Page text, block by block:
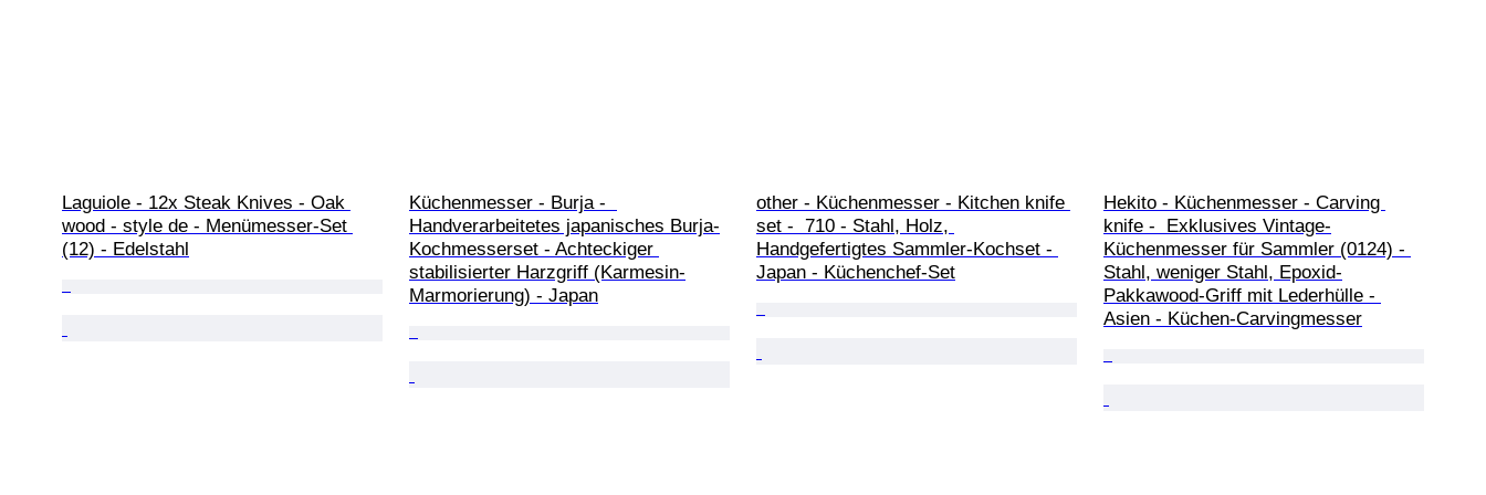
Laguiole - 12x Steak Knives - Oak
wood - style de - Menümesser-Set
(12) - Edelstahl
Küchenmesser - Burja -
Handverarbeitetes japanisches Burja-
Kochmesserset - Achteckiger
stabilisierter Harzgriff (Karmesin-
Marmorierung) - Japan
other - Küchenmesser - Kitchen knife
set -  710 - Stahl, Holz,
Handgefertigtes Sammler-Kochset -
Japan - Küchenchef-Set
Hekito - Küchenmesser - Carving
knife -  Exklusives Vintage-
Küchenmesser für Sammler (0124) -
Stahl, weniger Stahl, Epoxid-
Pakkawood-Griff mit Lederhülle -
Asien - Küchen-Carvingmesser